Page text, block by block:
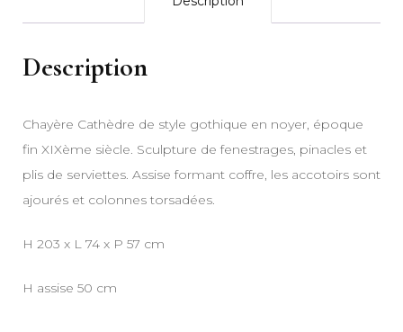
Description
Chayère Cathèdre de style gothique en noyer, époque
fin XIXème siècle. Sculpture de fenestrages, pinacles et
plis de serviettes. Assise formant coffre, les accotoirs sont
ajourés et colonnes torsadées.
H 203 x L 74 x P 57 cm
H assise 50 cm